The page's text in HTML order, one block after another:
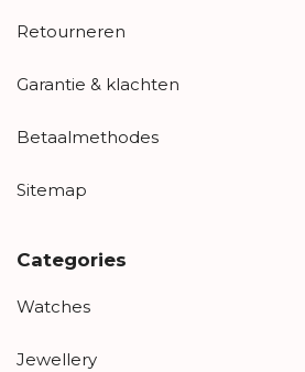
Retourneren
Garantie & klachten
Betaalmethodes
Sitemap
Categories
Watches
Jewellery